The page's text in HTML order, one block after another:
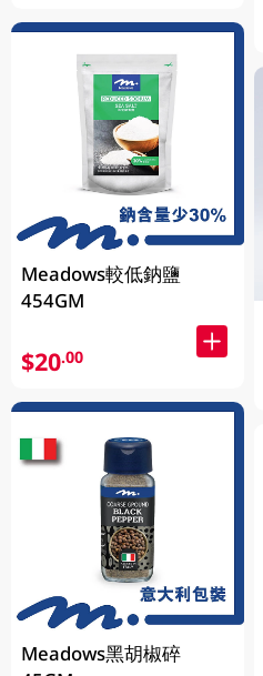
Meadows較低鈉鹽
454GM
$20.00
Meadows黑胡椒碎